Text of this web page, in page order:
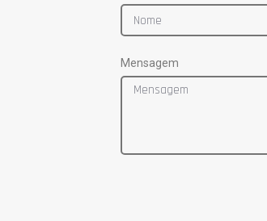
Mensagem